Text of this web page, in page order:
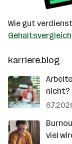
Wie gut
Gehaltsvergleich
karriere.blog
nicht?
viel